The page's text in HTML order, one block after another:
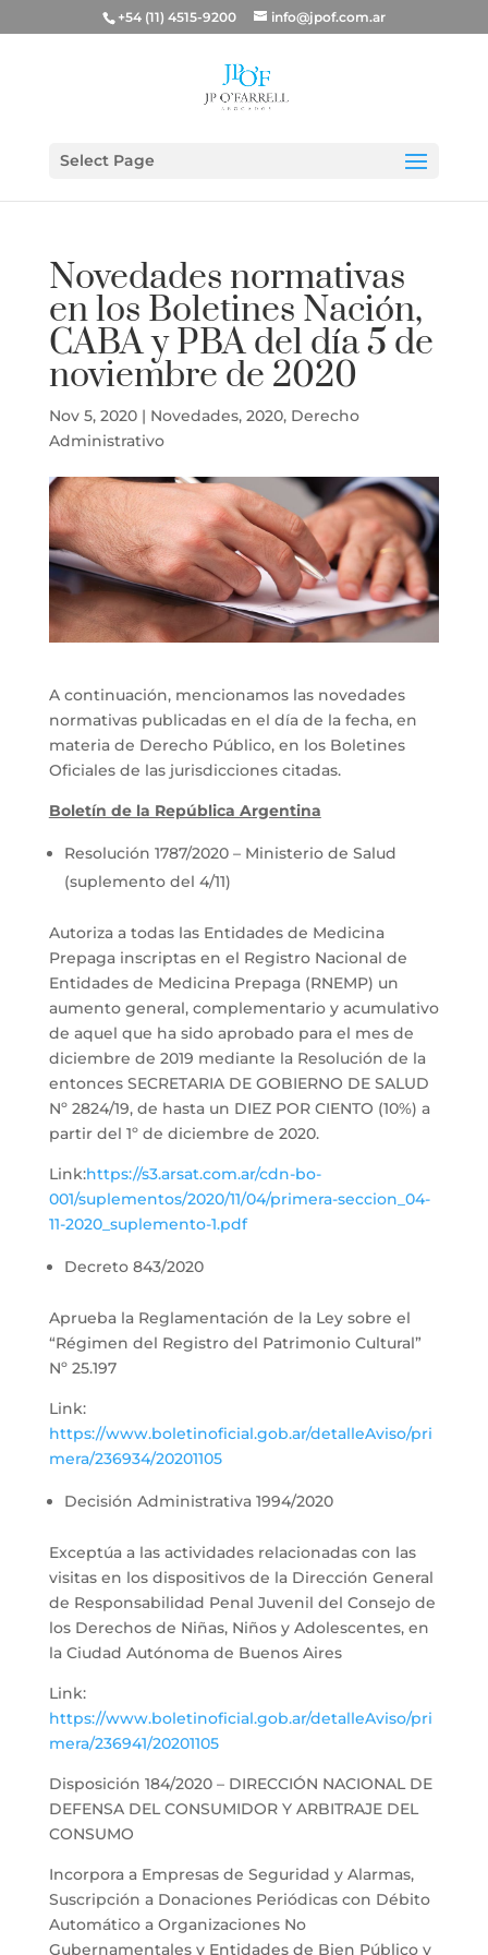
+54 (11) 4515-9200 info@jpof.com.ar
Select Page
Novedades normativas
en los Boletines Nación,
CABA y PBA del día 5 de
noviembre de 2020
Nov 5, 2020| Novedades, 2020, Derecho
Administrativo
A continuación, mencionamos las novedades
normativas publicadas en el día de la fecha, en
materia de Derecho Público, en los Boletines
Oficiales de las jurisdicciones citadas.
Boletín de la República Argentina
Resolución 1787/2020 – Ministerio de Salud
(suplemento del 4/11)
Autoriza a todas las Entidades de Medicina
Prepaga inscriptas en el Registro Nacional de
Entidades de Medicina Prepaga (RNEMP) un
aumento general, complementario y acumulativo
de aquel que ha sido aprobado para el mes de
diciembre de 2019 mediante la Resolución de la
entonces SECRETARIA DE GOBIERNO DE SALUD
Nº 2824/19, de hasta un DIEZ POR CIENTO (10%) a
partir del 1º de diciembre de 2020.
Link:https://s3.arsat.com.ar/cdn-bo-
001/suplementos/2020/11/04/primera-seccion_04-
11-2020_suplemento-1.pdf
Decreto 843/2020
Aprueba la Reglamentación de la Ley sobre el
“Régimen del Registro del Patrimonio Cultural”
Nº 25.197
Link:
https://www.boletinoficial.gob.ar/detalleAviso/pri
mera/236934/20201105
Decisión Administrativa 1994/2020
Exceptúa a las actividades relacionadas con las
visitas en los dispositivos de la Dirección General
de Responsabilidad Penal Juvenil del Consejo de
los Derechos de Niñas, Niños y Adolescentes, en
la Ciudad Autónoma de Buenos Aires
Link:
https://www.boletinoficial.gob.ar/detalleAviso/pri
mera/236941/20201105
Disposición 184/2020 – DIRECCIÓN NACIONAL DE
DEFENSA DEL CONSUMIDOR Y ARBITRAJE DEL
CONSUMO
Incorpora a Empresas de Seguridad y Alarmas,
Suscripción a Donaciones Periódicas con Débito
Automático a Organizaciones No
Gubernamentales y Entidades de Bien Público y